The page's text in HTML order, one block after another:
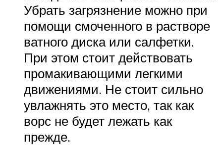
Убрать загрязнение можно при
помощи смоченного в растворе
ватного диска или салфетки.
При этом стоит действовать
промакивающими легкими
движениями. Не стоит сильно
увлажнять это место, так как
ворс не будет лежать как
прежде.